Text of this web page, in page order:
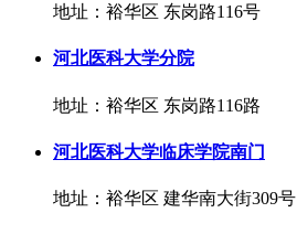
地址：裕华区 东岗路116号
河北医科大学分院
地址：裕华区 东岗路116路
河北医科大学临床学院南门
地址：裕华区 建华南大街309号